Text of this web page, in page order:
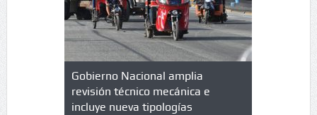
de
Gobierno Nacional amplia
revisión técnico mecánica e
incluye nueva tipologías
cuáles